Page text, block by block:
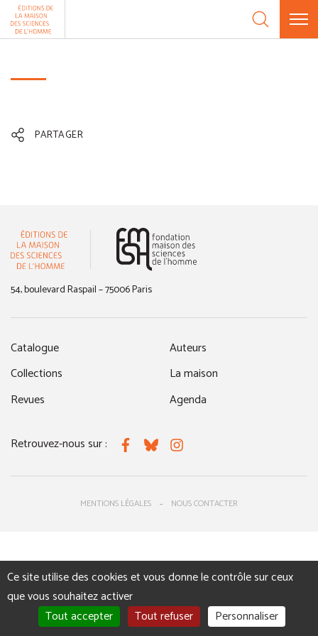
Aller au contenu
PARTAGER
54, boulevard Raspail – 75006 Paris
Catalogue
Collections
Revues
Auteurs
La maison
Agenda
Retrouvez-nous sur : FacebookBlueskyInstagram
MENTIONS LÉGALES NOUS CONTACTER
Panneau de gestion des cookies
Ce site utilise des cookies et vous donne le contrôle sur ceux
que vous souhaitez activer
Tout accepter
Tout refuser Personnaliser